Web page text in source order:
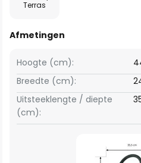
Terras
Afmetingen
Breedte (cm):
Hoogte (cm):
Uitsteeklengte / diepte
(cm):